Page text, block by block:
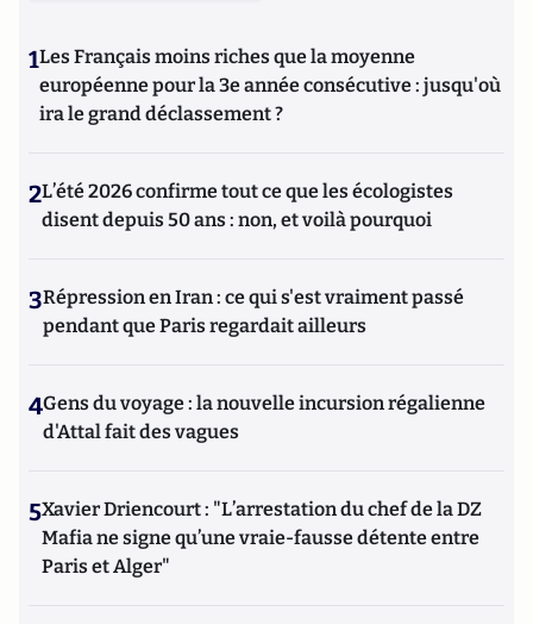
1Les Français moins riches que la moyenne
européenne pour la 3e année consécutive : jusqu'où
ira le grand déclassement ?
2L’été 2026 confirme tout ce que les écologistes
disent depuis 50 ans : non, et voilà pourquoi
3Répression en Iran : ce qui s'est vraiment passé
pendant que Paris regardait ailleurs
4Gens du voyage : la nouvelle incursion régalienne
d'Attal fait des vagues
5Xavier Driencourt : "L’arrestation du chef de la DZ
Mafia ne signe qu’une vraie-fausse détente entre
Paris et Alger"